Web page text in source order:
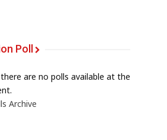
Poll
are no polls available at the
Archive